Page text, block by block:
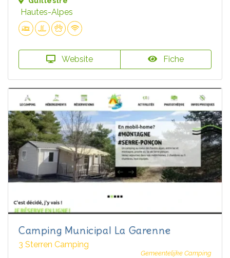
Hautes-Alpes
Website Fiche
Camping Municipal La Garenne
3 Sterren Camping
Gemeentelijke Camping